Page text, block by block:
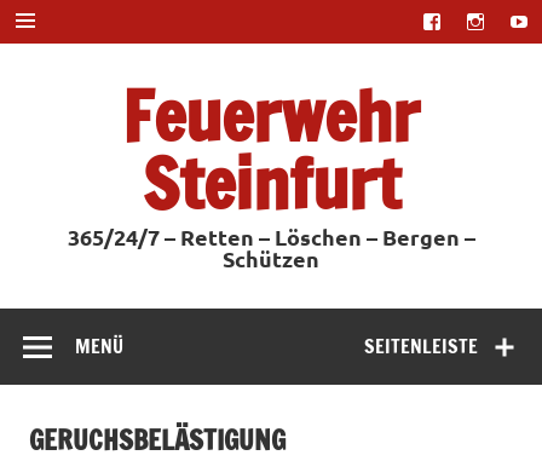
Zum
Inhalt
springen
Feuerwehr
Steinfurt
365/24/7 – Retten – Löschen – Bergen –
Schützen
SEITENLEISTE
MENÜ
GERUCHSBELÄSTIGUNG